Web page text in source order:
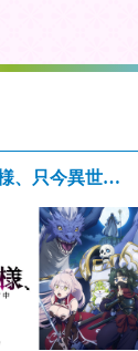
骸骨騎士様、只今異世界へお出掛け中ＩＩ